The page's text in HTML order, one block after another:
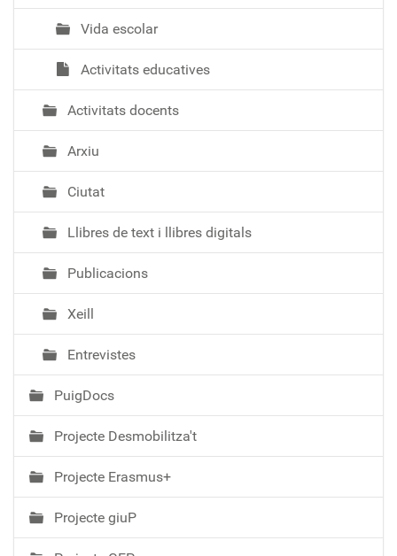
Vida escolar
Activitats educatives
Activitats docents
Arxiu
Ciutat
Llibres de text i llibres digitals
Publicacions
Xeill
Entrevistes
PuigDocs
Projecte Desmobilitza't
Projecte Erasmus+
Projecte giuP